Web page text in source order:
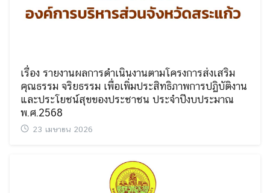
เรื่อง รายงานผลการดำเนินงานตามโครงการส่งเสริม
คุณธรรม จริยธรรม เพื่อเพิ่มประสิทธิภาพการปฏิบัติงาน
และประโยชน์สุขของประชาชน ประจำปีงบประมาณ
พ.ศ.2568
23 เมษายน 2026